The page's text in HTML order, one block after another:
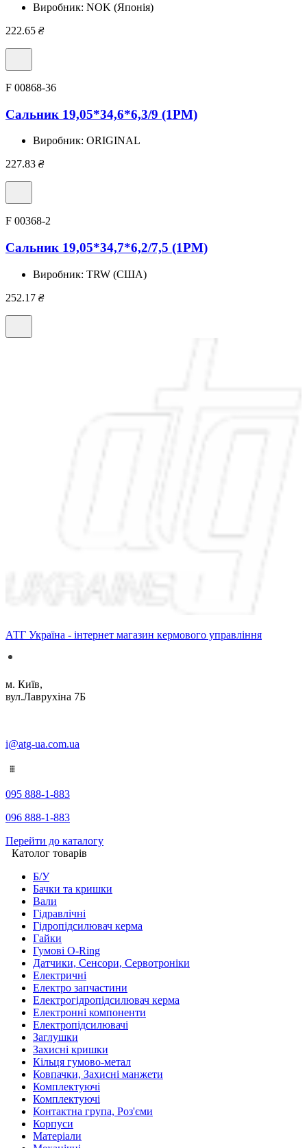
Виробник: NOK (Японія)
222.65 ₴
F 00868-36
Сальник 19,05*34,6*6,3/9 (1PM)
Виробник: ORIGINAL
227.83 ₴
F 00368-2
Сальник 19,05*34,7*6,2/7,5 (1PM)
Виробник: TRW (США)
252.17 ₴
АТГ Україна - інтернет магазин кермового управління
м. Київ,
вул.Лаврухіна 7Б
i@atg-ua.com.ua
095 888-1-883
096 888-1-883
Перейти до каталогу
Католог товарів
Б/У
Бачки та кришки
Вали
Гідравлічні
Гідропідсилювач керма
Гайки
Гумові O-Ring
Датчики, Сенсори, Сервотроніки
Електричні
Електро запчастини
Електрогідропідсилювач керма
Електронні компоненти
Електропідсилювачі
Заглушки
Захисні кришки
Кільця гумово-метал
Ковпачки, Захисні манжети
Комплектуючі
Комплектуючі
Контактна група, Роз'єми
Корпуси
Матеріали